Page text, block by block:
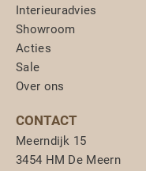
Interieuradvies
Showroom
Acties
Sale
Over ons
CONTACT
Meerndijk 15
3454 HM De Meern